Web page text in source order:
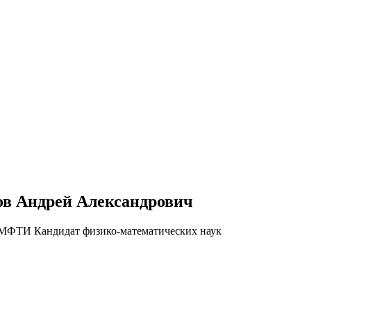
Андрей Александрович
Кандидат физико-математических наук